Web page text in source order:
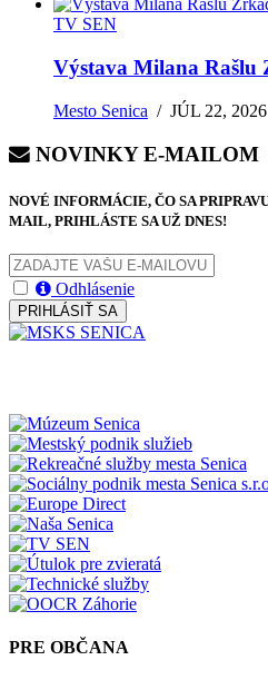
TV SEN
Výstava Milana
Mesto Senica /JÚL 22, 2026
NOVINKY E-MAILOM
NOVÉ INFORMÁCIE, ČO SA
MAIL, PRIHLÁSTE SA UŽ DNES!
Odhlásenie
PRIHLÁSIŤ SA
PRE OBČANA